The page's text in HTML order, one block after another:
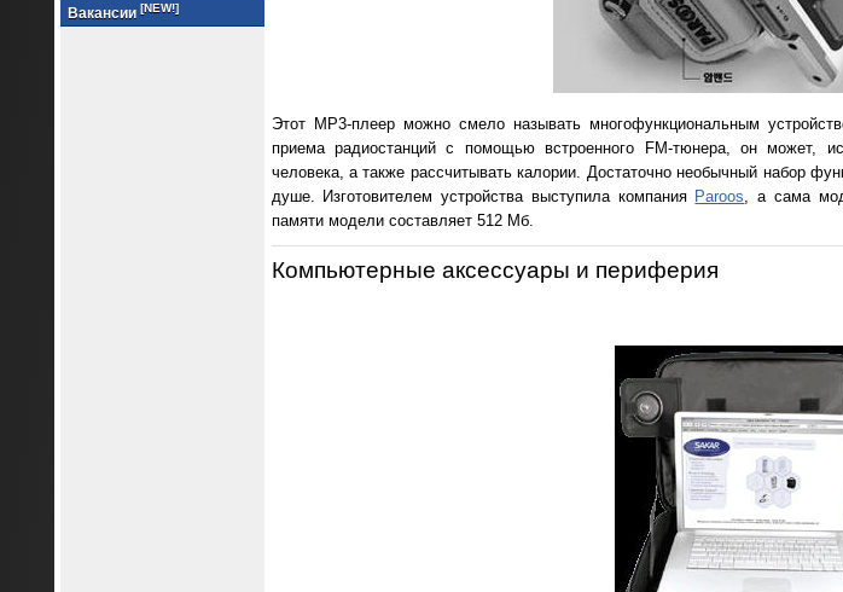
Вакансии [NEW!]
Этот МР3-плеер можно смело называть многофункциональным
приема радиостанций с помощью встроенного FM-тюнера, он может,
человека, а также рассчитывать калории. Достаточно необычный набор
душе. Изготовителем устройства выступила компания Paroos, а сама
памяти модели составляет 512 Mб.
Компьютерные аксессуары и периферия